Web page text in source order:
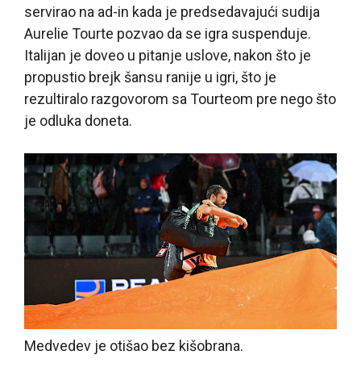
servirao na ad-in kada je predsedavajući sudija
Aurelie Tourte pozvao da se igra suspenduje.
Italijan je doveo u pitanje uslove, nakon što je
propustio brejk šansu ranije u igri, što je
rezultiralo razgovorom sa Tourteom pre nego što
je odluka doneta.
Medvedev je otišao bez kišobrana.